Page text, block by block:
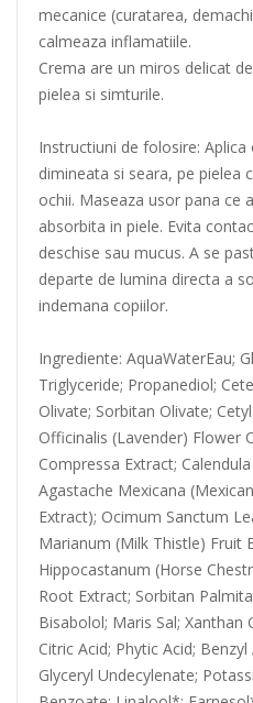
mecanice (curatarea,
calmeaza inflamatiile.
Crema are un miros delicat
pielea si simturile.
Instructiuni de folosire:
dimineata si seara, pe pielea
ochii. Maseaza usor pana ce
absorbita in piele. Evita
deschise sau mucus. A se
departe de lumina directa a
indemana copiilor.
Ingrediente: AquaWaterEau;
Triglyceride; Propanediol;
Olivate; Sorbitan Olivate;
Officinalis (Lavender) Flower
Compressa Extract;
Agastache Mexicana
Extract); Ocimum Sanctum
Marianum (Milk Thistle) Fruit
Hippocastanum (Horse
Root Extract; Sorbitan
Bisabolol; Maris Sal; Xanthan
Citric Acid; Phytic Acid;
Glyceryl Undecylenate;